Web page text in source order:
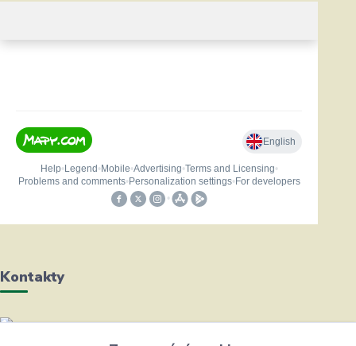
Kontakty
Helena Bayerová